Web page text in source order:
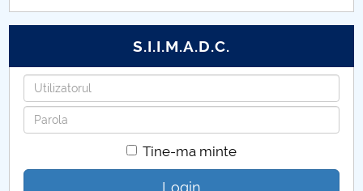
S.I.I.M.A.D.C.
Utilizatorul
Parola
Tine-ma minte